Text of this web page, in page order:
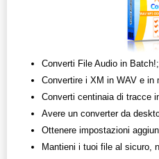
Converti File Audio in Batch!;
Convertire i XM in WAV e in
Converti centinaia di tracce
Avere un converter da
Ottenere impostazioni
Mantieni i tuoi file al sicuro,